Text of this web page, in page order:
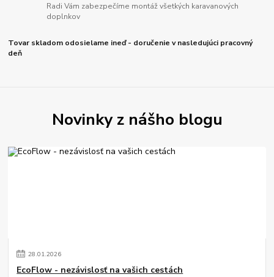
Radi Vám zabezpečíme montáž všetkých karavanových
doplnkov
Tovar skladom odosielame ineď - doručenie v nasledujúci pracovný
deň
Novinky z nášho blogu
28.01.2026
EcoFlow - nezávislosť na vašich cestách